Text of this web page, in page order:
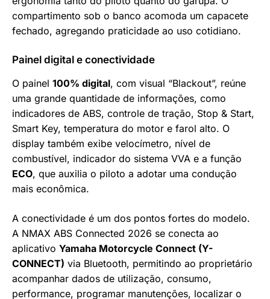
compartimento sob o banco acomoda um capacete
fechado, agregando praticidade ao uso cotidiano.
Painel digital e conectividade
O painel 100% digital, com visual “Blackout”, reúne
uma grande quantidade de informações, como
indicadores de ABS, controle de tração, Stop & Start,
Smart Key, temperatura do motor e farol alto. O
display também exibe velocímetro, nível de
combustível, indicador do sistema VVA e a função
ECO, que auxilia o piloto a adotar uma condução
mais econômica.
A conectividade é um dos pontos fortes do modelo.
A NMAX ABS Connected 2026 se conecta ao
aplicativo Yamaha Motorcycle Connect (Y-
CONNECT) via Bluetooth, permitindo ao proprietário
acompanhar dados de utilização, consumo,
performance, programar manutenções, localizar o